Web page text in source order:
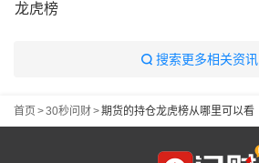
龙虎榜
搜索更多相关资讯
首页 >30秒问财>期货的持仓龙虎榜从哪里可以看